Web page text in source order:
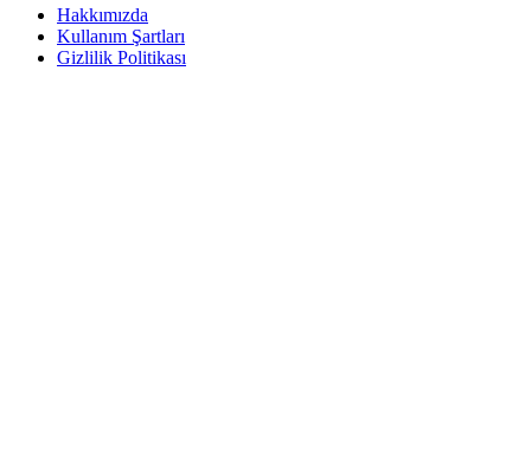
Hakkımızda
Kullanım Şartları
Gizlilik Politikası